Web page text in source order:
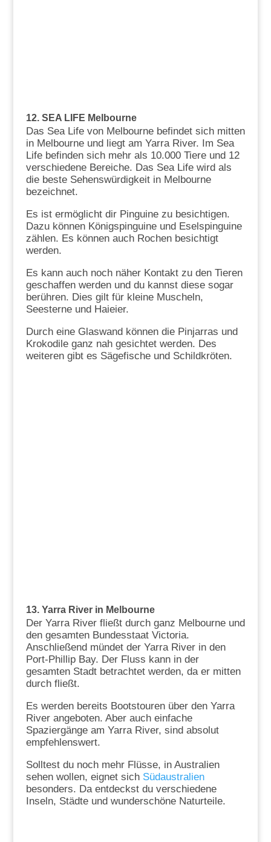
12. SEA LIFE Melbourne
Das Sea Life von Melbourne befindet sich mitten
in Melbourne und liegt am Yarra River. Im Sea
Life befinden sich mehr als 10.000 Tiere und 12
verschiedene Bereiche. Das Sea Life wird als
die beste Sehenswürdigkeit in Melbourne
bezeichnet.
Es ist ermöglicht dir Pinguine zu besichtigen.
Dazu können Königspinguine und Eselspinguine
zählen. Es können auch Rochen besichtigt
werden.
Es kann auch noch näher Kontakt zu den Tieren
geschaffen werden und du kannst diese sogar
berühren. Dies gilt für kleine Muscheln,
Seesterne und Haieier.
Durch eine Glaswand können die Pinjarras und
Krokodile ganz nah gesichtet werden. Des
weiteren gibt es Sägefische und Schildkröten.
13. Yarra River in Melbourne
Der Yarra River fließt durch ganz Melbourne und
den gesamten Bundesstaat Victoria.
Anschließend mündet der Yarra River in den
Port-Phillip Bay. Der Fluss kann in der
gesamten Stadt betrachtet werden, da er mitten
durch fließt.
Es werden bereits Bootstouren über den Yarra
River angeboten. Aber auch einfache
Spaziergänge am Yarra River, sind absolut
empfehlenswert.
Solltest du noch mehr Flüsse, in Australien
sehen wollen, eignet sich Südaustralien
besonders. Da entdeckst du verschiedene
Inseln, Städte und wunderschöne Naturteile.